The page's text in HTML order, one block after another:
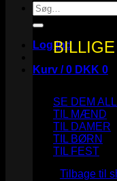
Søg
efter:
Log ind
Kurv /0 DKK 0
Ingen varer
Tilbage til
SE DEM
TIL MÆND
TIL DAMER
TIL BØRN
TIL FEST